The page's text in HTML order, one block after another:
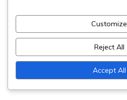
Linki
Przeglądaj
Skontaktuj się z nami
Customize
Reject All
Accept All